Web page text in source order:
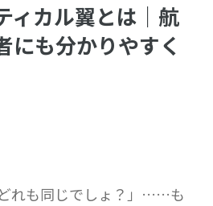
ィカル翼とは｜航
にも分かりやすく
どれも同じでしょ？」……も